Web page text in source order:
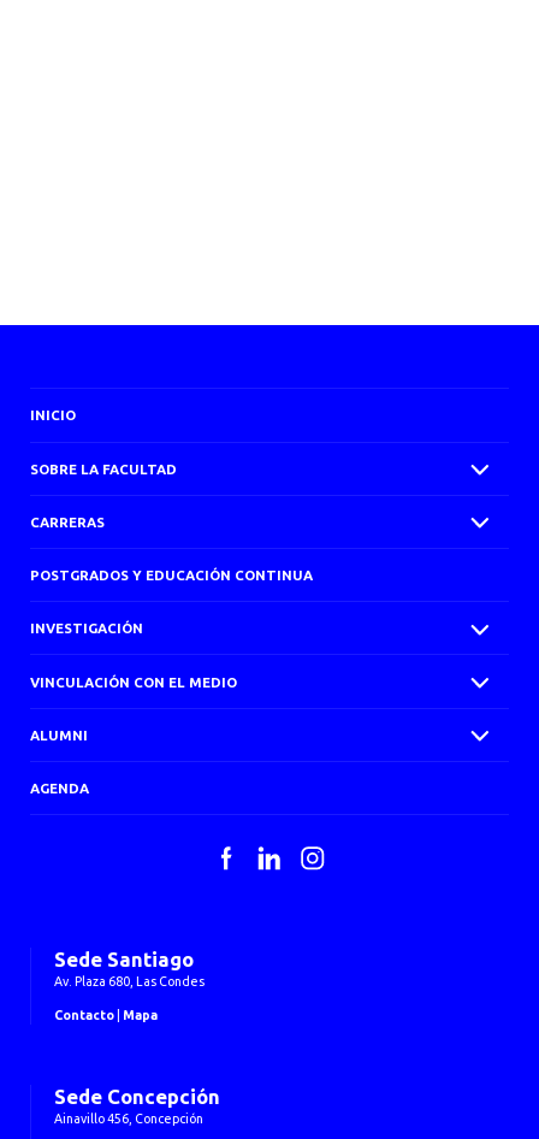
INICIO
SOBRE LA FACULTAD
CARRERAS
POSTGRADOS Y EDUCACIÓN CONTINUA
INVESTIGACIÓN
VINCULACIÓN CON EL MEDIO
ALUMNI
AGENDA
FacebookLinkedInInstagram
Sede Santiago
Av. Plaza 680, Las Condes
Contacto Mapa
Sede Concepción
Ainavillo 456, Concepción